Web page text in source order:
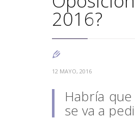
2016?

12 MAYO, 2016
Habría
se va a